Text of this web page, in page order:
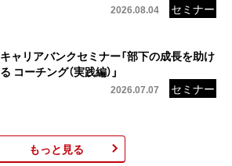
2026.08.04
キャリアバンクセミナー「部下の成長を助け
る コーチング（実践編）」
2026.07.07
もっと見る